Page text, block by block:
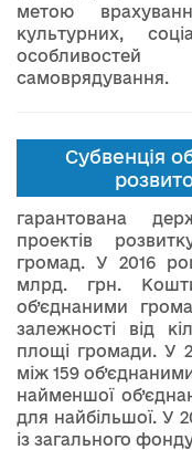
метою
культурних,
самоврядування.
Субвенція
гарантована
проектів
громад. У 2016
млрд. грн. Кошти
об’єднаними
залежності від
площі громади. У
між 159
найменшої
для найбільшої. У
із загального